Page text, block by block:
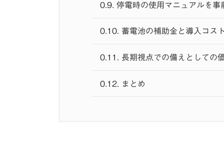
0.9. 停電時の使用マニュアルを事
0.10. 蓄電池の補助金と導入コス
0.11. 長期視点での備えとしての
0.12. まとめ